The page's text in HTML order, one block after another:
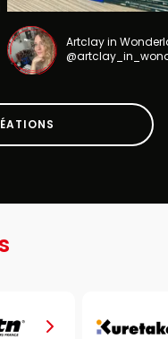
Artclay in